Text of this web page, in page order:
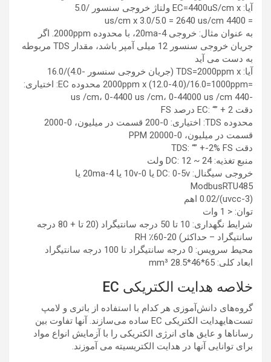
آیا: EC=4400uS/cm x ولتاژ خروجی سنسور /5.0
= 4400 us/cm x 3.0/5.0 = 2640 us/cm
به عنوان مثال: خروجی 4-20ma، با محدوده 2000ppm. اگر
جریان خروجی سنسور 12 میلی آمپر باشد، مقدار TDS مربوطه
به دست می آید
آیا: TDS=2000ppm x (جریان خروجی سنسور -4.0)/16.0
=2000ppm x (12.0-4.0)/16.0=1000ppm محدوده EC: اختیاری:
-440 us /cm، 0-4400 us /cm، 0-44000 us /cm
دقت EC: “” + 2 درصد FS
محدوده TDS: اختیاری: 0-200 قسمت در میلیون، 0-2000
قسمت در میلیون، 0-20000 PPM
دقت TDS: “” +-2% FS
منبع تغذیه: DC: 12 ~ 24 ولت
خروجی سیگنال: DC: 0-5v یا 0-10v یا 4-20ma یا
ModbusRTU485
(uvcc-3)/0.02 اهم
توان: < 1 وات
شرایط نگهداری: 10 تا 50 درجه سانتیگراد (20 تا + 80 درجه
سانتیگراد – حداکثر) 20-60٪ RH
محیط سرویس: 0 درجه سانتیگراد تا 100 درجه سانتیگراد
ابعاد کلی: 65*46*28.5 mm³
خلاصه هدایت الکتریکی EC
گروه‌های دانش‌آموزی هر کدام با استفاده از باتری و لامپ
تست‌هایهدایت الکتریکی EC ساده می‌سازند. آنها تفاوت بین
رساناها و عایق های انرژی الکتریکی را با آزمایش انواع مواد
برای توانایی آنها در هدایت الکتریسیته می آموزند.